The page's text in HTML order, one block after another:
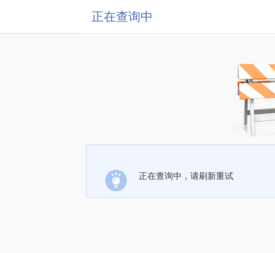
正在查询中
正在查询中，请刷新重试